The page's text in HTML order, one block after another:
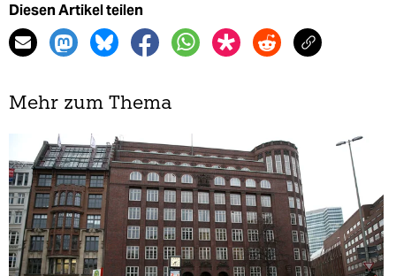
Diesen Artikel teilen
Mehr zum Thema